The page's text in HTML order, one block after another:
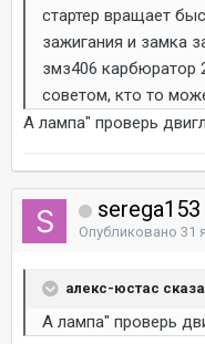
стартер вращает
зажигания и замка
змз406 карбюратор
советом, кто то
А лампа" проверь
serega153
Опубликовано 31
алекс-юстас
А лампа" проверь